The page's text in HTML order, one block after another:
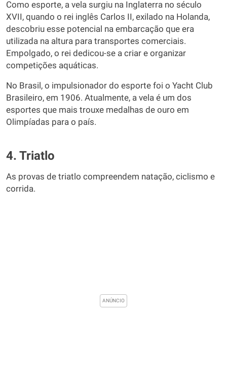
Como esporte, a vela surgiu na Inglaterra no século
XVII, quando o rei inglês Carlos II, exilado na Holanda,
descobriu esse potencial na embarcação que era
utilizada na altura para transportes comerciais.
Empolgado, o rei dedicou-se a criar e organizar
competições aquáticas.
No Brasil, o impulsionador do esporte foi o Yacht Club
Brasileiro, em 1906. Atualmente, a vela é um dos
esportes que mais trouxe medalhas de ouro em
Olimpíadas para o país.
4. Triatlo
As provas de triatlo compreendem natação, ciclismo e
corrida.